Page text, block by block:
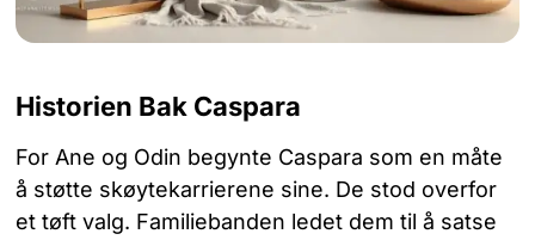
Historien Bak Caspara
For Ane og Odin begynte Caspara som en måte
å støtte skøytekarrierene sine. De stod overfor
et tøft valg. Familiebanden ledet dem til å satse